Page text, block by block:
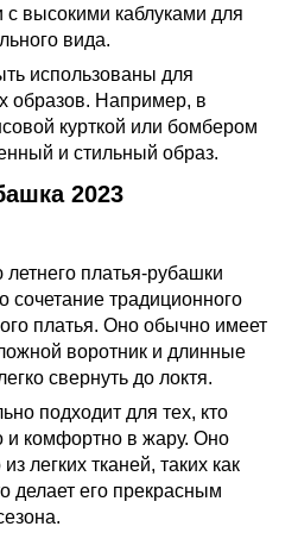
с высокими каблуками для
вида.
использованы для
образов. Например, в
курткой или бомбером
и стильный образ.
2023
платья-рубашки
сочетание традиционного
платья. Оно обычно имеет
воротник и длинные
свернуть до локтя.
подходит для тех, кто
и комфортно в жару. Оно
легких тканей, таких как
делает его прекрасным